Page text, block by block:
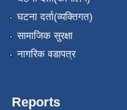
घटना दर्ता(व्यक्तिगत)
सामाजिक सुरक्षा
नागरिक वडापत्र
Reports